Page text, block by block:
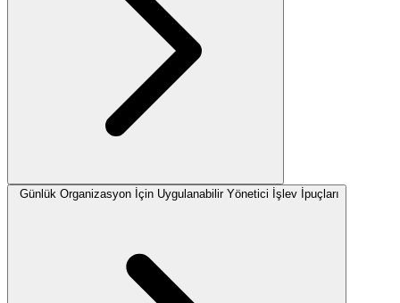
Günlük Organizasyon İçin Uygulanabilir Yönetici İşlev İpuçları